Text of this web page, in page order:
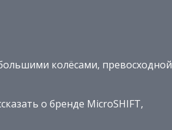
колёсами, превосходной
о бренде MicroSHIFT,